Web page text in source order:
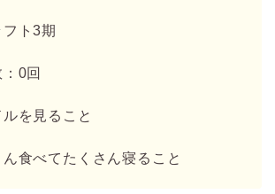
ト3期
0回
を見ること
食べてたくさん寝ること